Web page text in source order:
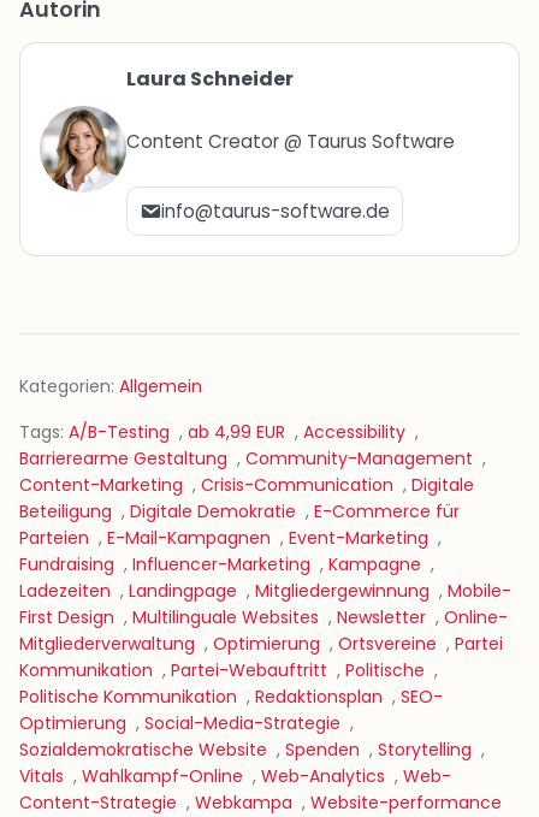
Autorin
Laura Schneider
Content Creator @ Taurus Software
info@taurus-software.de
Kategorien: Allgemein
Tags: A/B-Testing , ab 4,99 EUR , Accessibility ,
Barrierearme Gestaltung , Community-Management ,
Content-Marketing , Crisis-Communication , Digitale
Beteiligung , Digitale Demokratie , E-Commerce für
Parteien , E-Mail-Kampagnen , Event-Marketing ,
Fundraising , Influencer-Marketing , Kampagne ,
Ladezeiten , Landingpage , Mitgliedergewinnung , Mobile-
First Design , Multilinguale Websites , Newsletter , Online-
Mitgliederverwaltung , Optimierung , Ortsvereine , Partei
Kommunikation , Partei-Webauftritt , Politische ,
Politische Kommunikation , Redaktionsplan , SEO-
Optimierung , Social-Media-Strategie ,
Sozialdemokratische Website , Spenden , Storytelling ,
Vitals , Wahlkampf-Online , Web-Analytics , Web-
Content-Strategie , Webkampa , Website-performance